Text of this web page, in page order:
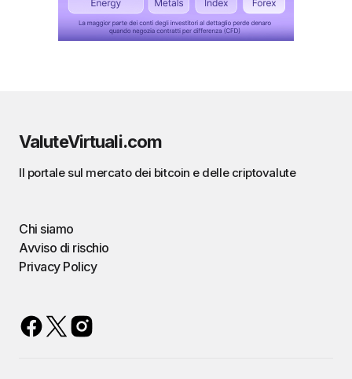
ValuteVirtuali.com
Il portale sul mercato dei bitcoin e delle criptovalute
Chi siamo
Avviso di rischio
Privacy Policy